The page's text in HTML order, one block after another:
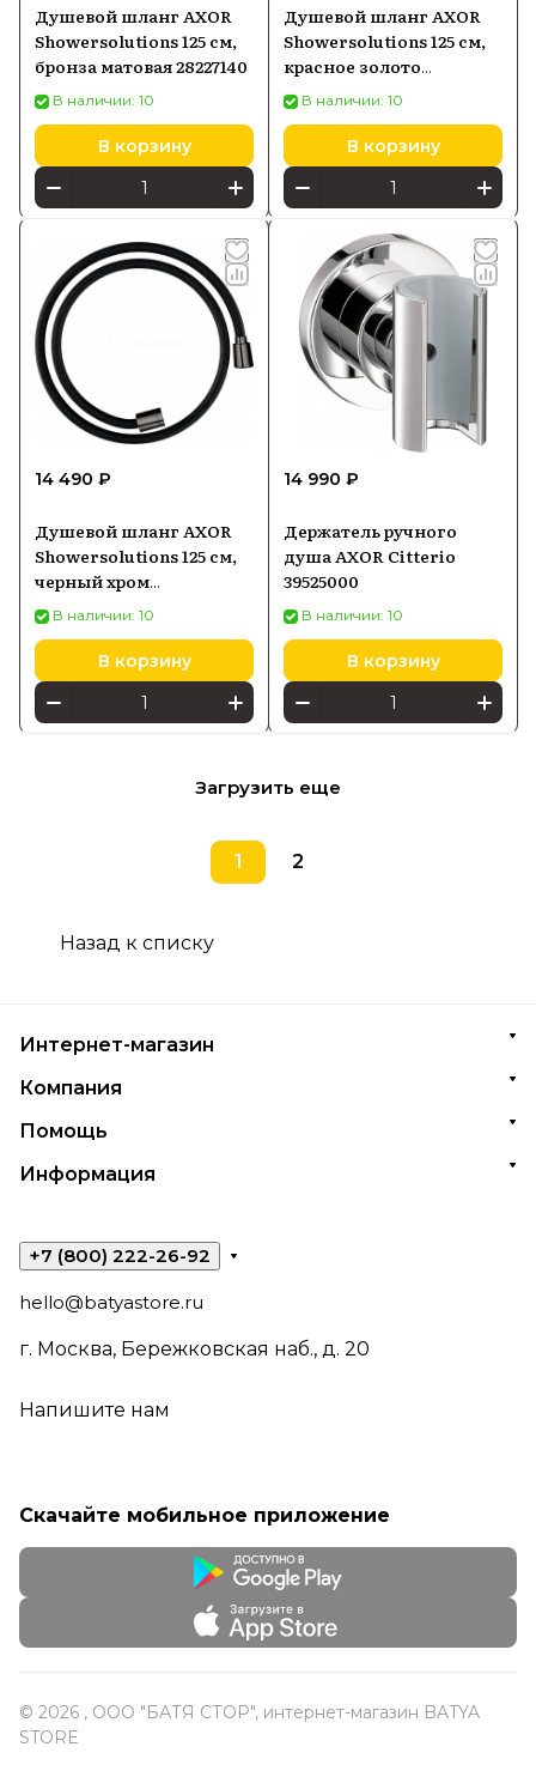
Душевой шланг AXOR
Showersolutions 125 см,
бронза матовая 28227140
В наличии: 10
В корзину
Душевой шланг AXOR
Showersolutions 125 см,
красное золото
полированное 28227300
В наличии: 10
В корзину
14 490 ₽
Душевой шланг AXOR
Showersolutions 125 см,
черный хром
полированный 28227330
В наличии: 10
В корзину
14 990 ₽
Держатель ручного
душа AXOR Citterio
39525000
В наличии: 10
В корзину
Загрузить еще
1 2
Назад к списку
Интернет-магазин
Компания
Помощь
Информация
+7 (800) 222-26-92
hello@batyastore.ru
г. Москва, Бережковская наб., д. 20
Напишите нам
Скачайте мобильное приложение
© 2026 , ООО "БАТЯ СТОР", интернет-магазин BATYA
STORE